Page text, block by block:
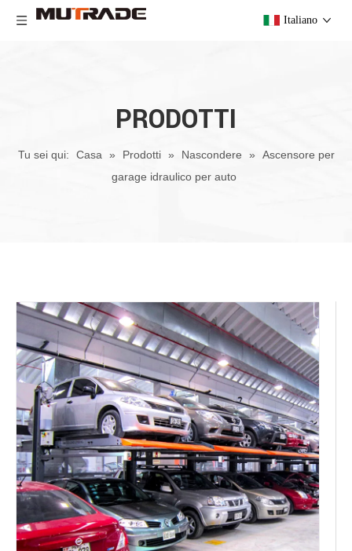
Italiano
PRODOTTI
Tu sei qui: Casa » Prodotti » Nascondere » Ascensore per
garage idraulico per auto